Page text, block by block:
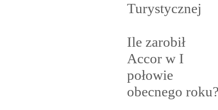
Turystycznej
Ile zarobił
Accor w I
połowie
obecnego